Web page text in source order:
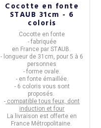
(15 avis)
Cocotte en fonte
STAUB 31cm - 6
coloris
Cocotte en fonte
- fabriquée
en Francepar STAUB.
- longueur de 31cm, pour 5 à 6
personnes
- forme ovale.
- en fonte émaillée.
- 6 coloris vous sont
proposés.
- compatible tous feux, dont
induction et four
La livraison est offerte en
France Métropolitaine.